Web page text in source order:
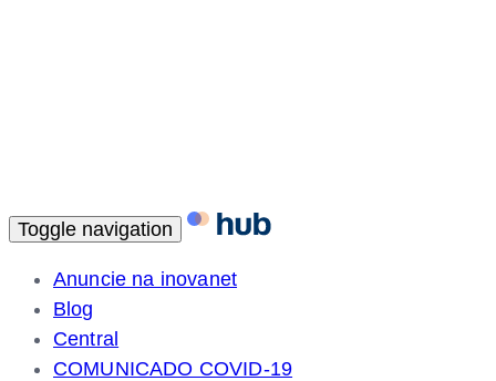
Toggle navigation
Anuncie na inovanet
Blog
Central
COMUNICADO COVID-19